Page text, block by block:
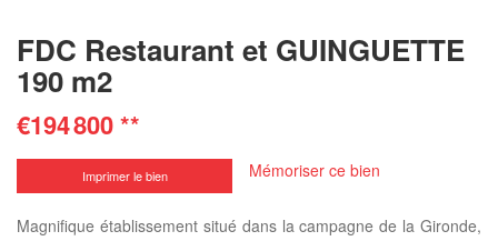
FDC Restaurant et GUINGUETTE
190 m2
€194 800**
Imprimer le bien Mémoriser ce bien
Magnifique établissement situé dans la campagne de la Gironde,